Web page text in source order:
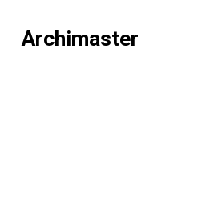
Archimaster